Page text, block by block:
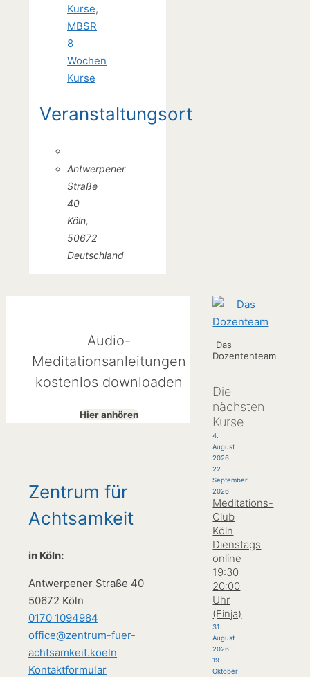
Kurse,
MBSR
8
Wochen
Kurse
Veranstaltungsort
Antwerpener
Straße
40
Köln,
50672
Deutschland
Das
Dozententeam
Die
nächsten
Kurse
4.
August
2026 -
22.
September
2026
Meditations-
Club
Köln
Dienstags
online
19:30-
20:00
Uhr
(Finja)
31.
August
2026 -
19.
Oktober
Audio-
Meditationsanleitungen
kostenlos downloaden
Hier anhören
Zentrum für
Achtsamkeit
in Köln:
Antwerpener Straße 40
50672 Köln
0170 1094984
office@zentrum-fuer-
achtsamkeit.koeln
Kontaktformular